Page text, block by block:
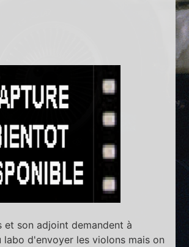
et son adjoint demandent à
labo d'envoyer les violons mais on